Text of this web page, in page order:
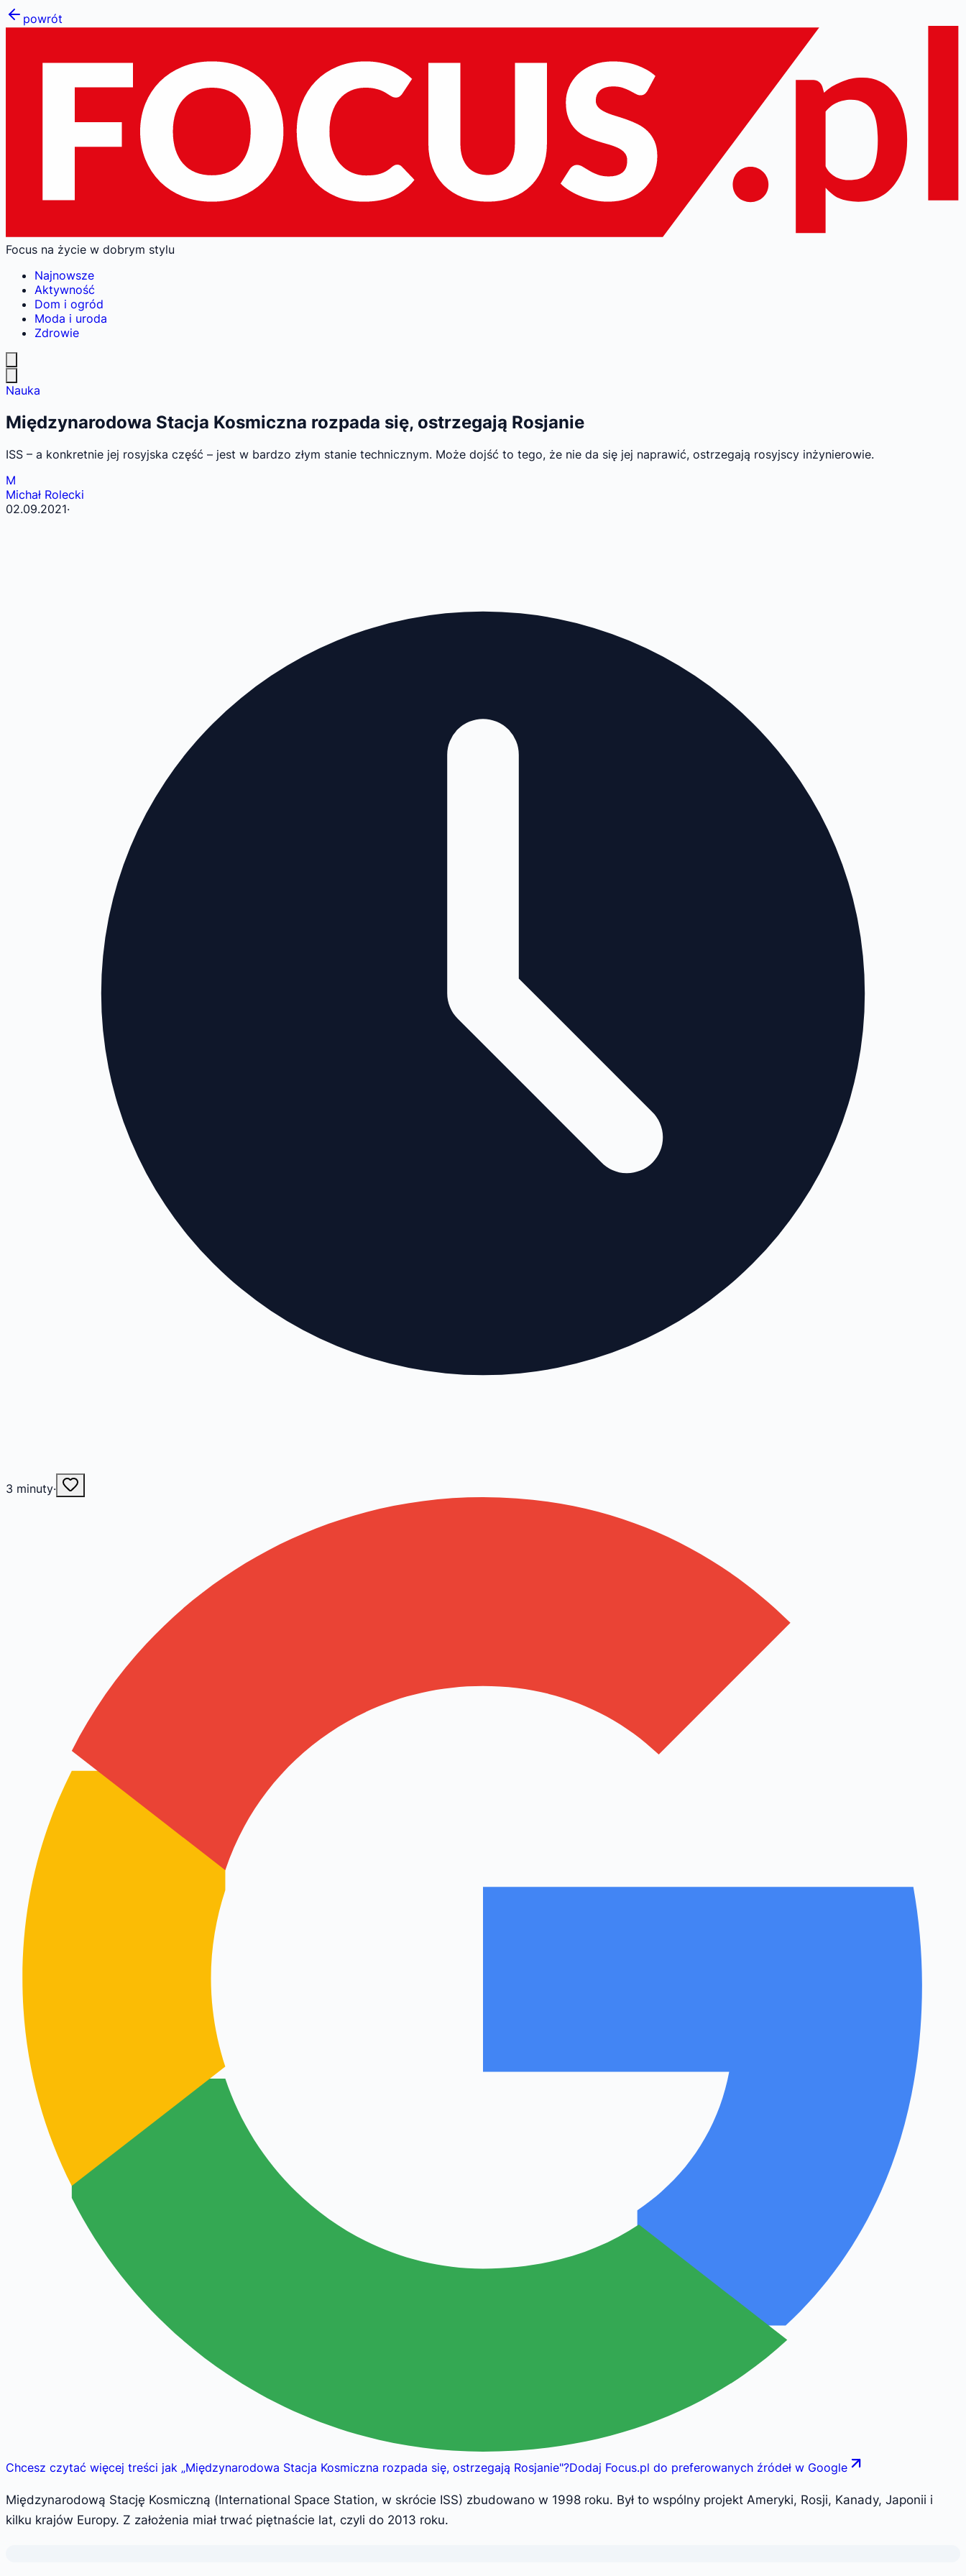
powrót
Focus na życie w dobrym stylu
Najnowsze
Aktywność
Dom i ogród
Moda i uroda
Zdrowie
Nauka
Międzynarodowa Stacja Kosmiczna rozpada się, ostrzegają Rosjanie
ISS – a konkretnie jej rosyjska część – jest w bardzo złym stanie technicznym. Może dojść to tego, że nie da się jej naprawić, ostrzegają rosyjscy inżynierowie.
M
Michał Rolecki
02.09.2021·
3 minuty·
Chcesz czytać więcej treści jak „Międzynarodowa Stacja Kosmiczna rozpada się, ostrzegają Rosjanie"?Dodaj Focus.pl do preferowanych źródeł w Google
Międzynarodową Stację Kosmiczną (International Space Station, w skrócie ISS) zbudowano w 1998 roku. Był to wspólny projekt Ameryki, Rosji, Kanady, Japonii i
kilku krajów Europy. Z założenia miał trwać piętnaście lat, czyli do 2013 roku.